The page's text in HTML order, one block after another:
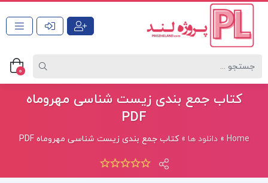
0
کتاب جمع بندی زیست شناسی مهروماه
PDF
Home
»دانلود ها »کتاب جمع بندی زیست شناسی مهروماه PDF